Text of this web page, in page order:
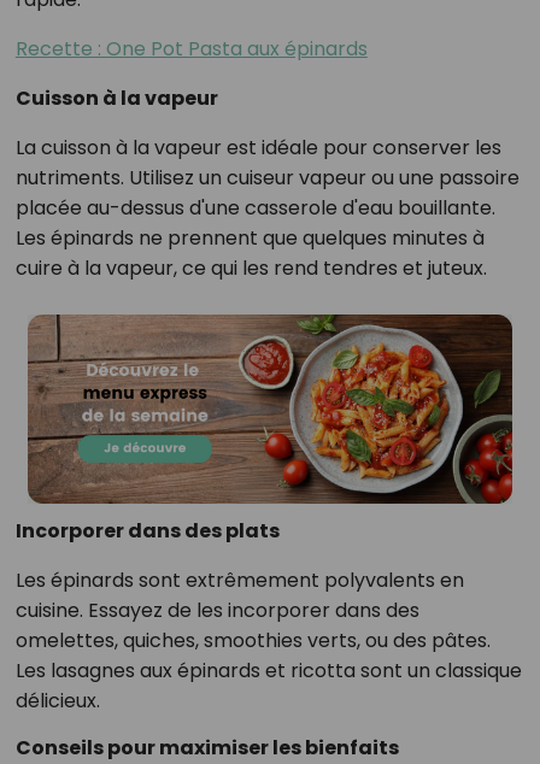
Recette : One Pot Pasta aux épinards
Cuisson à la vapeur
La cuisson à la vapeur est idéale pour conserver les
nutriments. Utilisez un cuiseur vapeur ou une passoire
placée au-dessus d'une casserole d'eau bouillante.
Les épinards ne prennent que quelques minutes à
cuire à la vapeur, ce qui les rend tendres et juteux.
Incorporer dans des plats
Les épinards sont extrêmement polyvalents en
cuisine. Essayez de les incorporer dans des
omelettes, quiches, smoothies verts, ou des pâtes.
Les lasagnes aux épinards et ricotta sont un classique
délicieux.
Conseils pour maximiser les bienfaits